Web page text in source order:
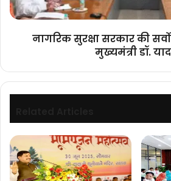
मुख्यमंत्री
डॉ.
नागरिक सुरक्षा सरकार की
मुख्यमंत्री डॉ.